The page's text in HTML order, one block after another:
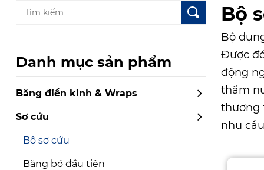
Danh mục sản phẩm
Băng điền kinh & Wraps
Sơ cứu
Bộ sơ cứu
Băng bó đầu tiên
Bộ
Bộ
Được
động
thấm
thương
nhu